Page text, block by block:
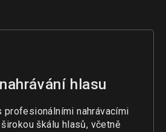
hlasu
profesionálními nahrávacími
škálu hlasů, včetně